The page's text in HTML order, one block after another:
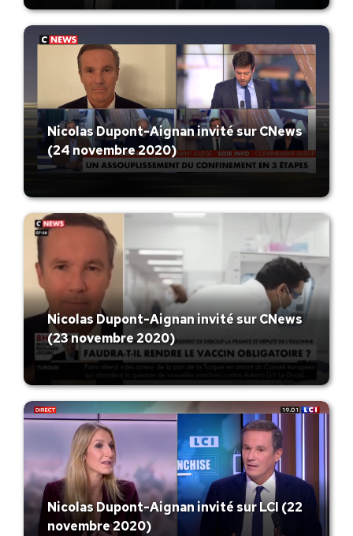
Nicolas Dupont-Aignan invité sur CNews
(24 novembre 2020)
Nicolas Dupont-Aignan invité sur CNews
(23 novembre 2020)
Nicolas Dupont-Aignan invité sur LCI (22
novembre 2020)